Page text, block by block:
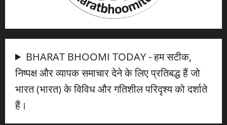
BHARAT BHOOMI TODAY - हम सटीक,
निष्पक्ष और व्यापक समाचार देने के लिए प्रतिबद्ध हैं जो
भारत (भारत) के विविध और गतिशील परिदृश्य को दर्शाते
हैं।